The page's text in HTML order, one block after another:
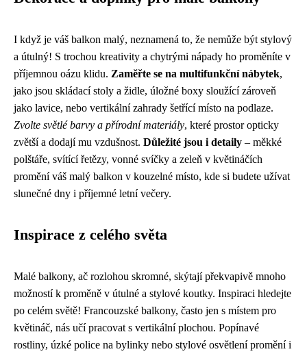
I když je váš balkon malý, neznamená to, že nemůže být stylový
a útulný! S trochou kreativity a chytrými nápady ho proměníte v
příjemnou oázu klidu. Zaměřte se na multifunkční nábytek,
jako jsou skládací stoly a židle, úložné boxy sloužící zároveň
jako lavice, nebo vertikální zahrady šetřící místo na podlaze.
Zvolte světlé barvy a přírodní materiály, které prostor opticky
zvětší a dodají mu vzdušnost. Důležité jsou i detaily – měkké
polštáře, svítící řetězy, vonné svíčky a zeleň v květináčích
promění váš malý balkon v kouzelné místo, kde si budete užívat
slunečné dny i příjemné letní večery.
Inspirace z celého světa
Malé balkony, ač rozlohou skromné, skýtají překvapivě mnoho
možností k proměně v útulné a stylové koutky. Inspiraci hledejte
po celém světě! Francouzské balkony, často jen s místem pro
květináč, nás učí pracovat s vertikální plochou. Popínavé
rostliny, úzké police na bylinky nebo stylové osvětlení promění i